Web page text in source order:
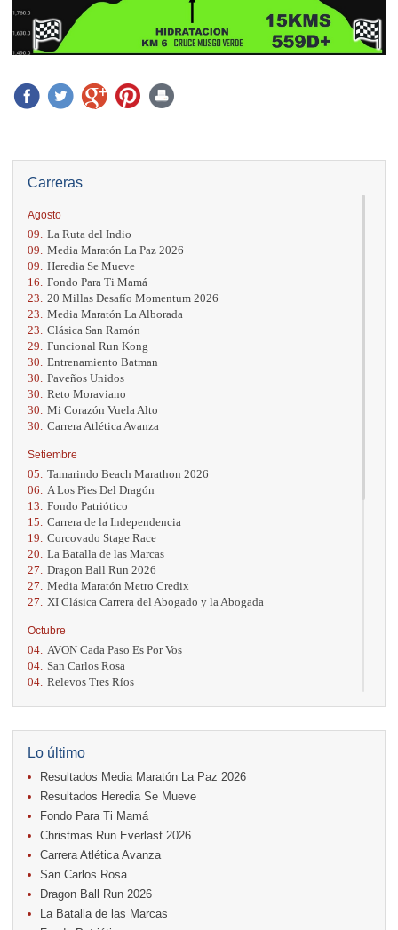
Carreras
Agosto
09. La Ruta del Indio
09. Media Maratón La Paz 2026
09. Heredia Se Mueve
16. Fondo Para Ti Mamá
23. 20 Millas Desafío Momentum 2026
23. Media Maratón La Alborada
23. Clásica San Ramón
29. Funcional Run Kong
30. Entrenamiento Batman
30. Paveños Unidos
30. Reto Moraviano
30. Mi Corazón Vuela Alto
30. Carrera Atlética Avanza
Setiembre
05. Tamarindo Beach Marathon 2026
06.
A Los Pies Del Dragón
13. Fondo Patriótico
15. Carrera de la Independencia
19. Corcovado Stage Race
20. La Batalla de las Marcas
27. Dragon Ball Run 2026
27. Media Maratón Metro Credix
27.
XI Clásica Carrera del Abogado y la Abogada
Octubre
04. AVON Cada Paso Es Por Vos
04. San Carlos Rosa
04. Relevos Tres Ríos
17. Caribe Paradise Run
18.
Casa Turire Trail Run
18. Warriors Run Circuit
18. Samsung Jacó Beach Half Marathon 2026
25. KRun by Under Armour
25.
Run Alajuela
Noviembre
08. Lindora Run
15. Entre Pan y Rosas
Diciembre
Lo último
Resultados Media Maratón La Paz 2026
Resultados Heredia Se Mueve
Fondo Para Ti Mamá
Christmas Run Everlast 2026
Carrera Atlética Avanza
San Carlos Rosa
Dragon Ball Run 2026
La Batalla de las Marcas